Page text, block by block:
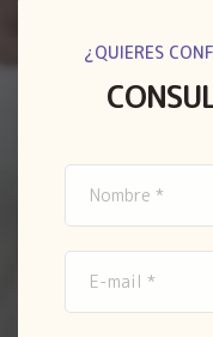
¿QUIERES